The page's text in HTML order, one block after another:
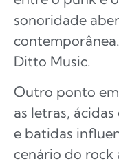
sonoridade
Ditto Music.
Outro ponto
as letras,
e batidas
cenário do rock